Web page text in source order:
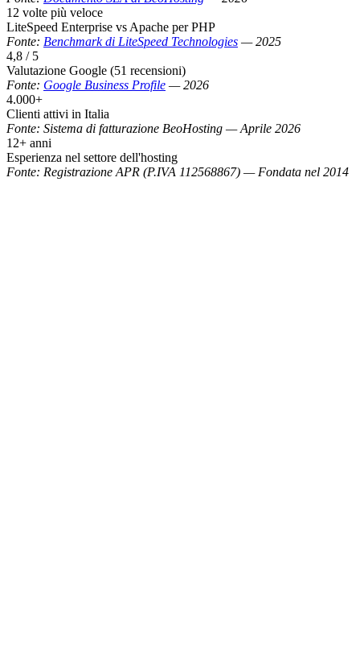
12 volte più veloce
LiteSpeed Enterprise vs Apache per PHP
Fonte: Benchmark di LiteSpeed Technologies —2025
4,8 / 5
Valutazione Google (51 recensioni)
Fonte: Google Business Profile —2026
4.000+
Clienti attivi in Italia
Fonte: Sistema di fatturazione BeoHosting —Aprile 2026
12+ anni
Esperienza nel settore dell'hosting
Fonte: Registrazione APR (P.IVA 112568867) — Fondata nel 2014